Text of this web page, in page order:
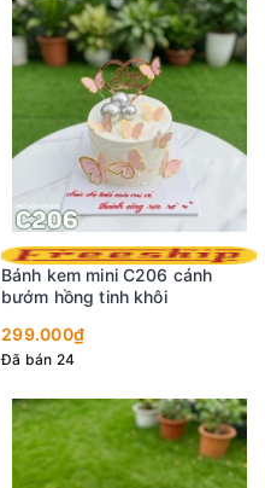
Bánh kem mini C206 cánh
bướm hồng tinh khôi
299.000₫
Đã bán 24